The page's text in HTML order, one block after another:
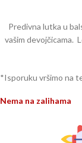
Predivna lutka u
vašim devojčicama.
*Isporuku vršimo na
Nema na zalihama